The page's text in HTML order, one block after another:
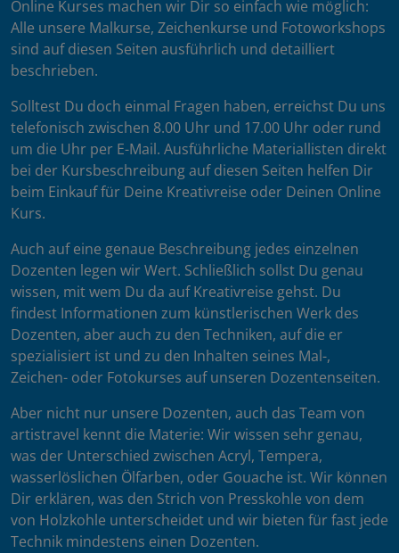
Online Kurses machen wir Dir so einfach wie möglich:
Alle unsere Malkurse, Zeichenkurse und Fotoworkshops
sind auf diesen Seiten ausführlich und detailliert
beschrieben.
Solltest Du doch einmal Fragen haben, erreichst Du uns
telefonisch zwischen 8.00 Uhr und 17.00 Uhr oder rund
um die Uhr per E-Mail. Ausführliche Materiallisten direkt
bei der Kursbeschreibung auf diesen Seiten helfen Dir
beim Einkauf für Deine Kreativreise oder Deinen Online
Kurs.
Auch auf eine genaue Beschreibung jedes einzelnen
Dozenten legen wir Wert. Schließlich sollst Du genau
wissen, mit wem Du da auf Kreativreise gehst. Du
findest Informationen zum künstlerischen Werk des
Dozenten, aber auch zu den Techniken, auf die er
spezialisiert ist und zu den Inhalten seines Mal-,
Zeichen- oder Fotokurses auf unseren Dozentenseiten.
Aber nicht nur unsere Dozenten, auch das Team von
artistravel kennt die Materie: Wir wissen sehr genau,
was der Unterschied zwischen Acryl, Tempera,
wasserlöslichen Ölfarben, oder Gouache ist. Wir können
Dir erklären, was den Strich von Presskohle von dem
von Holzkohle unterscheidet und wir bieten für fast jede
Technik mindestens einen Dozenten.